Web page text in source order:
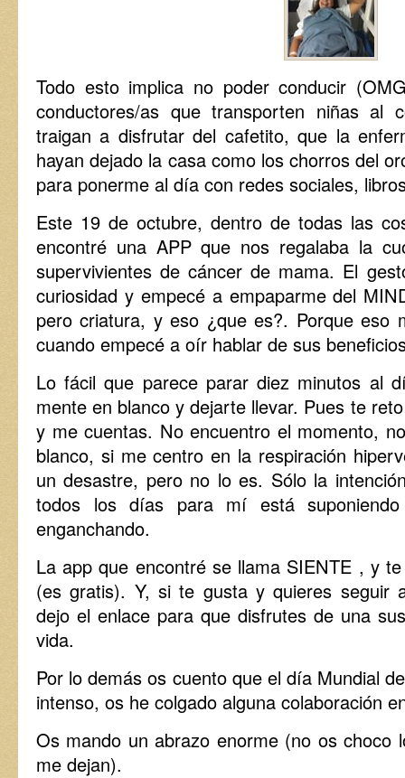
Todo esto implica no poder conducir
conductores/as que transporten niñas
traigan a disfrutar del cafetito, que la
hayan dejado la casa como los chorros del
para ponerme al día con redes sociales,
Este 19 de octubre, dentro de todas las
encontré una APP que nos regalaba la
supervivientes de cáncer de mama. El
curiosidad y empecé a empaparme del
pero criatura, y eso ¿que es?. Porque eso
cuando empecé a oír hablar de sus
Lo fácil que parece parar diez minutos al
mente en blanco y dejarte llevar. Pues te
y me cuentas. No encuentro el momento,
blanco, si me centro en la respiración
un desastre, pero no lo es. Sólo la
todos los días para mí está
enganchando.
La app que encontré se llama SIENTE , y
(es gratis). Y, si te gusta y quieres seguir
dejo el enlace para que disfrutes de una
vida.
Por lo demás os cuento que el día Mundial
intenso, os he colgado alguna colaboración
Os mando un abrazo enorme (no os choco
me dejan).